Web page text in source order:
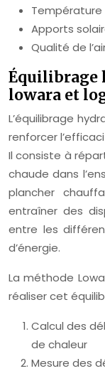
Température
Apports
Qualité de
Équilibrage
lowara et
L’équilibrage
renforcer
Il consiste à
chaude dans
plancher
entraîner des
entre les
d’énergie.
La méthode
réaliser cet
Calcul des
de chaleur
Mesure des